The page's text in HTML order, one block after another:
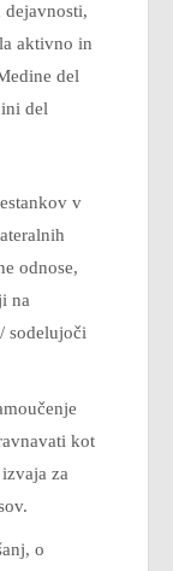
aktivno in
del
del
v
odnose,
na
sodelujoči
kot
za
o